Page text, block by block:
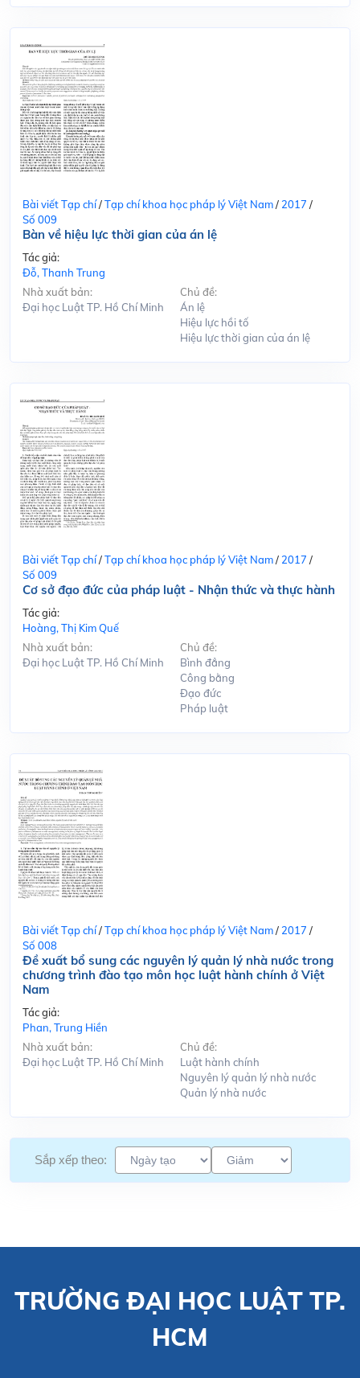
Bài viết Tạp chí/Tạp chí khoa học pháp lý Việt Nam/ 2017 /
Số 009
Bàn về hiệu lực thời gian của án lệ
Tác giả:
Đỗ, Thanh Trung
Nhà xuất bản:
Đại học Luật TP. Hồ Chí Minh
Chủ đề:
Án lệ
Hiệu lực hồi tố
Hiệu lực thời gian của án lệ
Bài viết Tạp chí/Tạp chí khoa học pháp lý Việt Nam/ 2017 /
Số 009
Cơ sở đạo đức của pháp luật - Nhận thức và thực hành
Tác giả:
Hoàng, Thị Kim Quế
Nhà xuất bản:
Đại học Luật TP. Hồ Chí Minh
Chủ đề:
Bình đẳng
Công bằng
Đạo đức
Pháp luật
Bài viết Tạp chí/Tạp chí khoa học pháp lý Việt Nam/ 2017 /
Số 008
Đề xuất bổ sung các nguyên lý quản lý nhà nước trong
chương trình đào tạo môn học luật hành chính ở Việt
Nam
Tác giả:
Phan, Trung Hiền
Nhà xuất bản:
Đại học Luật TP. Hồ Chí Minh
Chủ đề:
Luật hành chính
Nguyên lý quản lý nhà nước
Quản lý nhà nước
Sắp xếp theo:
TRƯỜNG ĐẠI HỌC LUẬT TP.
HCM